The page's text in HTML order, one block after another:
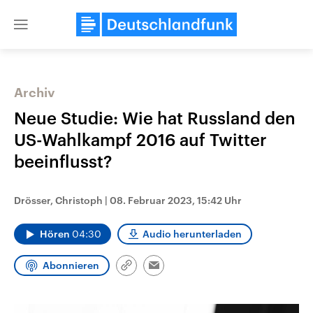
Close
Landtagswahl Sachsen-Anhalt
2026
Alle Informationen
Sachsen-Anhalt wählt am 6.
USA
mit großem Einfluss auf
Archiv
Neue Studie: Wie hat Russland den
US-Wahlkampf 2016 auf Twitter
beeinflusst?
Drösser, Christoph | 08. Februar 2023, 15:42 Uhr
Hören 04:30 Audio herunterladen
Abonnieren
Link
Email